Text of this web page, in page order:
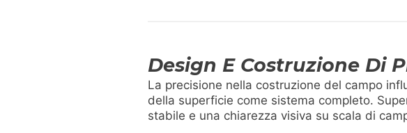
Design E Costruzione Di
La precisione nella costruzione del campo
della superficie come sistema completo.
stabile e una chiarezza visiva su scala di